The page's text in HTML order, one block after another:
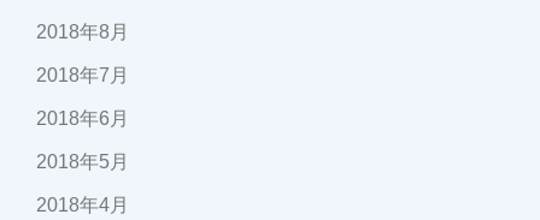
2018年8月
2018年7月
2018年6月
2018年5月
2018年4月